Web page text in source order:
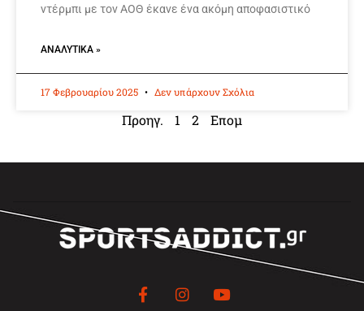
ντέρμπι με τον ΑΟΘ έκανε ένα ακόμη αποφασιστικό
ΑΝΑΛΥΤΙΚΆ »
17 Φεβρουαρίου 2025 Δεν υπάρχουν Σχόλια
Προηγ. 1 2 Επομ